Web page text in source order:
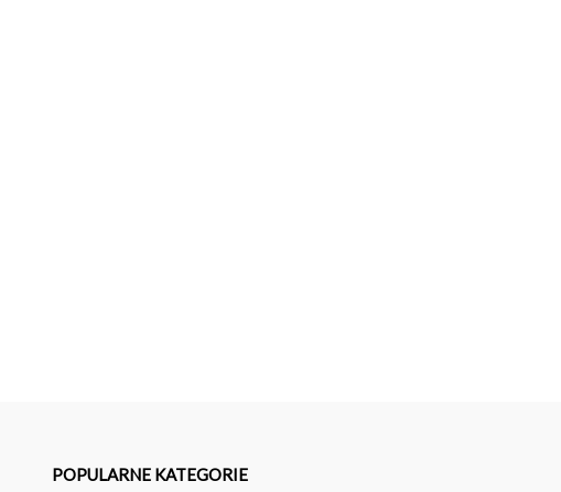
POPULARNE KATEGORIE